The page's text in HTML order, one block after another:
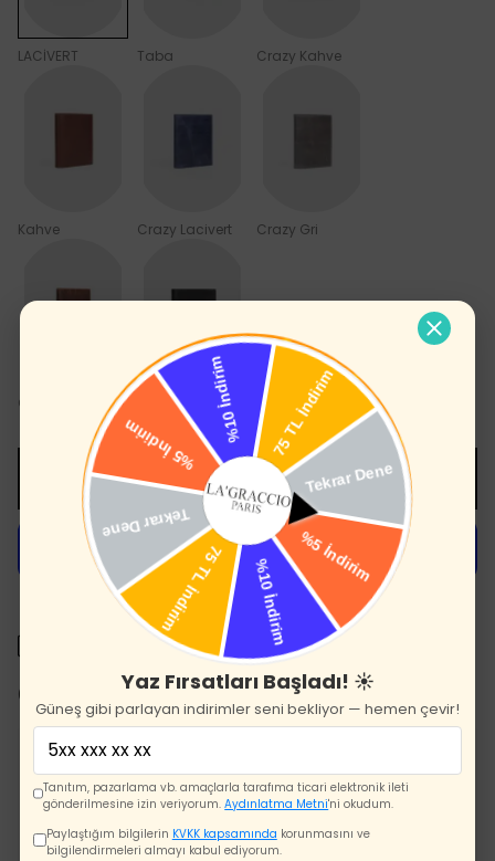
LACİVERT Taba Crazy Kahve
Kahve Crazy Lacivert Crazy Gri
Crazy Taba Siyah
SEPETE EKLE
1500 TL üzeri ücretsiz kargo
10 gün içinde iade değişim
Ürün Açıklaması
La'Graccio Paris Avza Rfid Korumalı Hakiki Deri Erkek
Cüzdan
TSE standartlarında Türkiye’de La'Graccio Paris kalitesi ile
Yaz Fırsatları Başladı! ☀️
Güneş gibi parlayan indirimler seni bekliyor — hemen çevir!
Tanıtım, pazarlama vb. amaçlarla tarafıma ticari elektronik ileti
gönderilmesine izin veriyorum.Aydınlatma Metni'ni okudum.
Paylaştığım bilgilerin KVKK kapsamında korunmasını ve
bilgilendirmeleri almayı kabul ediyorum.